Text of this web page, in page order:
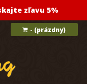
zľavu 5%
- (prázdny)